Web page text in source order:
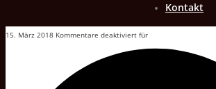
Kontakt
15. März 2018 Kommentare deaktiviert für